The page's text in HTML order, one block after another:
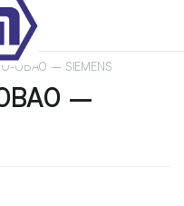
0BA0 – SIEMENS
–